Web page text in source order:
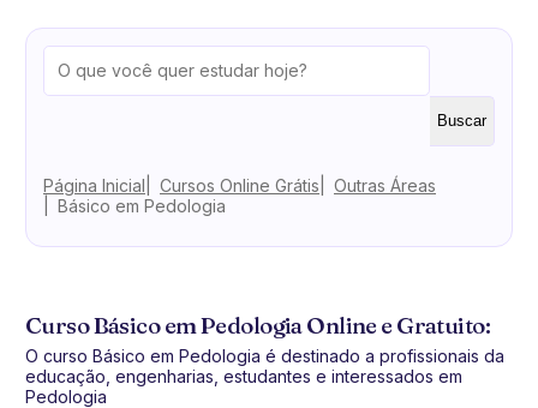
Buscar
Página Inicial Cursos Online Grátis
Outras Áreas
Básico em Pedologia
Curso Básico em Pedologia Online e Gratuito:
O curso Básico em Pedologia é destinado a profissionais da
educação, engenharias, estudantes e interessados em
Pedologia